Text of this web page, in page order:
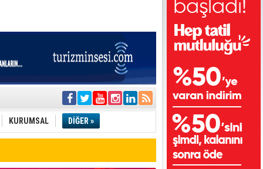
KURUMSAL DİĞER »